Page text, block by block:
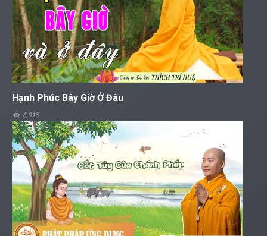
Hạnh Phúc Bây Giờ Ở Đâu
8,915